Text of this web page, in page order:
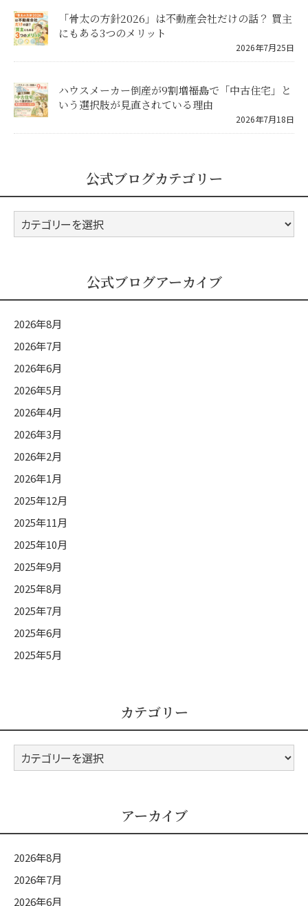
「骨太の方針2026」は不動産会社だけの話？ 買主
にもある3つのメリット
2026年7月25日
ハウスメーカー倒産が9割増――福島で「中古住宅」と
いう選択肢が見直されている理由
2026年7月18日
公式ブログカテゴリー
公
式
テ
ゴ
リ
ー
公式ブログアーカイブ
2026年8月
2026年7月
2026年6月
2026年5月
2026年4月
2026年3月
2026年2月
2026年1月
2025年12月
2025年11月
2025年10月
2025年9月
2025年8月
2025年7月
2025年6月
2025年5月
カテゴリー
カ
テ
アーカイブ
2026年8月
2026年7月
2026年6月